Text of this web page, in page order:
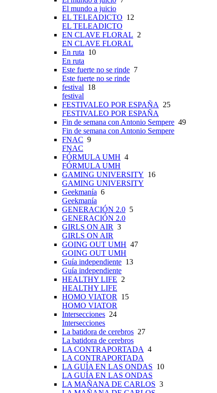
El mundo a juicio
EL TELEADICTO 12
EL TELEADICTO
EN CLAVE FLORAL 2
EN CLAVE FLORAL
En ruta 10
En ruta
Este fuerte no se rinde 7
Este fuerte no se rinde
festival 18
festival
FESTIVALEO POR ESPAÑA
25
FESTIVALEO POR ESPAÑA
Fin de semana con Antonio Sempere 49
Fin de semana con Antonio Sempere
FNAC 9
FNAC
FÓRMULA UMH 4
FÓRMULA UMH
GAMING UNIVERSITY 16
GAMING UNIVERSITY
Geekmanía 6
Geekmanía
GENERACIÓN 2.0 5
GENERACIÓN 2.0
GIRLS ON AIR 3
GIRLS ON AIR
GOING OUT UMH 47
GOING OUT UMH
Guía independiente 13
Guía independiente
HEALTHY LIFE 2
HEALTHY LIFE
HOMO VIATOR
15
HOMO VIATOR
Intersecciones 24
Intersecciones
La batidora de cerebros 27
La batidora de cerebros
LA CONTRAPORTADA 4
LA CONTRAPORTADA
LA GUÍA EN LAS ONDAS 10
LA GUÍA EN LAS ONDAS
LA MAÑANA DE CARLOS 3